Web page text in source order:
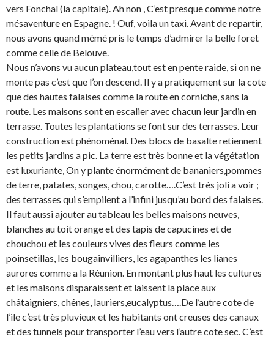
vers Fonchal (la capitale). Ah non , C’est presque comme notre
mésaventure en Espagne. ! Ouf, voila un taxi. Avant de repartir,
nous avons quand mémé pris le temps d’admirer la belle foret
comme celle de Belouve.
Nous n’avons vu aucun plateau,tout est en pente raide, si on ne
monte pas c’est que l’on descend. Il y a pratiquement sur la cote
que des hautes falaises comme la route en corniche, sans la
route. Les maisons sont en escalier avec chacun leur jardin en
terrasse. Toutes les plantations se font sur des terrasses. Leur
construction est phénoménal. Des blocs de basalte retiennent
les petits jardins a pic. La terre est très bonne et la végétation
est luxuriante, On y plante énormément de bananiers,pommes
de terre, patates, songes, chou, carotte….C’est très joli a voir ;
des terrasses qui s’empilent a l’infini jusqu’au bord des falaises.
Il faut aussi ajouter au tableau les belles maisons neuves,
blanches au toit orange et des tapis de capucines et de
chouchou et les couleurs vives des fleurs comme les
poinsetillas, les bougainvilliers, les agapanthes les lianes
aurores comme a la Réunion. En montant plus haut les cultures
et les maisons disparaissent et laissent la place aux
châtaigniers, chênes, lauriers,eucalyptus….De l’autre cote de
l’ile c’est très pluvieux et les habitants ont creuses des canaux
et des tunnels pour transporter l’eau vers l’autre cote sec. C’est